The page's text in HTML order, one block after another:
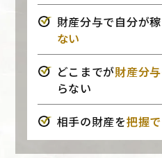
財産分与で自分が
ない
どこまでが財産分
らない
相手の財産を把握